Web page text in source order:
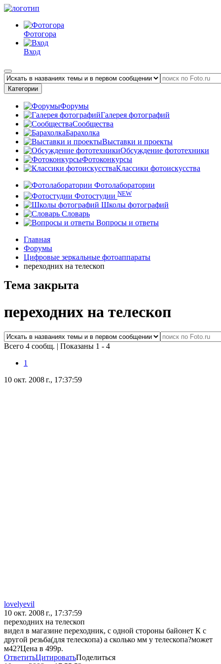
Фотогора
Вход
Категории
Форумы
Галерея фотографий
Сообщества
Барахолка
Выставки и проекты
Обсуждение фототехники
Фотоконкурсы
Классики фотоискусства
Фотолаборатории
Фотостудии NEW
Школы фотографий
Словарь
Вопросы и ответы
Главная
Форумы
Цифровые зеркальные фотоаппараты
переходних на телескоп
Тема закрыта
переходних на телескоп
Всего 4 сообщ. | Показаны 1 - 4
1
10 окт. 2008 г., 17:37:59
lovelyevil
10 окт. 2008 г., 17:37:59
переходних на телескоп
видел в магазине переходник, с одной стороны байонет К с
другой резьба(для телескопа) а сколько мм у телескопа?может
м42?Цена в 499р.
ОтветитьЦитироватьПоделиться